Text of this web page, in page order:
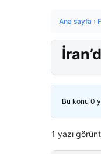
Ana sayfa ›
Bu konu 0
1 yazı